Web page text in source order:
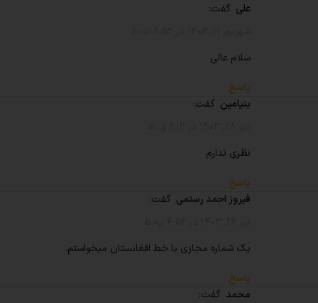
علی گفت:
سلام عالی
پاسخ
بنیامین گفت:
نظری ندارم
پاسخ
فیروز احمد رستمی گفت:
یک شماره مجازی با خط افغانستان میخواستم.
پاسخ
محمد گفت: